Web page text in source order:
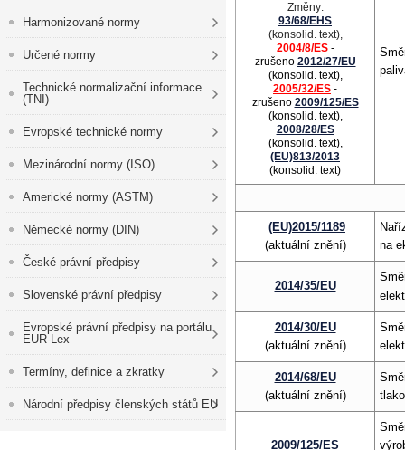
Harmonizované normy
Určené normy
Technické normalizační informace
(TNI)
Evropské technické normy
Mezinárodní normy (ISO)
Americké normy (ASTM)
Německé normy (DIN)
České právní předpisy
Slovenské právní předpisy
Evropské právní předpisy na portálu
EUR-Lex
Termíny, definice a zkratky
Národní předpisy členských států EU
Změny:
93/68/EHS
(konsolid. text),
2004/8/ES -
zrušeno 2012/27/EU
(konsolid. text),
2005/32/ES -
zrušeno 2009/125/ES
(konsolid. text),
2008/28/ES
(konsolid. text),
(EU)813/2013
(konsolid. text)
(EU)2015/1189
(aktuální znění)
na
2014/35/EU
2014/30/EU
(aktuální znění)
2014/68/EU
(aktuální znění)
2009/125/ES